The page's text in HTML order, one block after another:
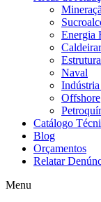
Energia
Naval
Offshore
Catálogo
Blog
Orçamentos
Relatar
Menu